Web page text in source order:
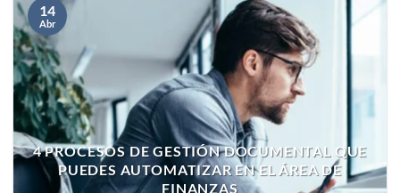
4 PROCESOS DE GESTIÓN DOCUMENTAL QUE
PUEDES AUTOMATIZAR EN EL ÁREA DE
FINANZAS
14
Abr